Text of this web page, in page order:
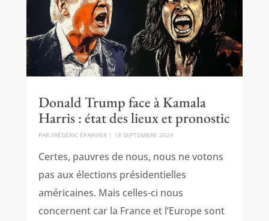
Donald Trump face à Kamala
Harris : état des lieux et pronostic
PAR FRÉDÉRIC ÉPARVIER| 18 SEPTEMBRE 2024
Certes, pauvres de nous, nous ne votons
pas aux élections présidentielles
américaines. Mais celles-ci nous
concernent car la France et l’Europe sont